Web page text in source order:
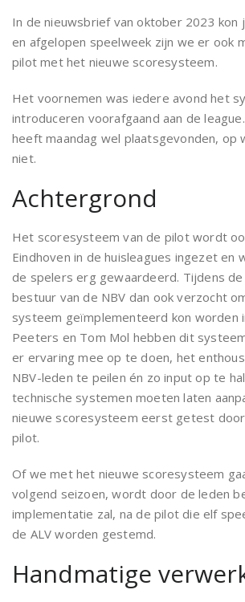
In de nieuwsbrief van oktober 2023 kon
en afgelopen speelweek zijn we er ook
pilot met het nieuwe scoresysteem.
Het voornemen was iedere avond het
introduceren voorafgaand aan de
heeft maandag wel plaatsgevonden, op
niet.
Achtergrond
Het scoresysteem van de pilot wordt
Eindhoven in de huisleagues ingezet en
de spelers erg gewaardeerd. Tijdens de
bestuur van de NBV dan ook verzocht
systeem geïmplementeerd kon worden
Peeters en Tom Mol hebben dit
er ervaring mee op te doen, het
NBV-leden te peilen én zo input op te
technische systemen moeten laten
nieuwe scoresysteem eerst getest
pilot.
Of we met het nieuwe scoresysteem
volgend seizoen, wordt door de leden
implementatie zal, na de pilot die elf
de ALV worden gestemd.
Handmatige